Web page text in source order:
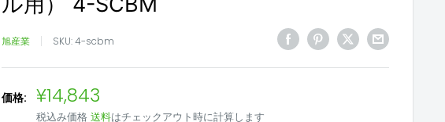
旭産業 SKU:4-scbm
価格: 販
売
¥14,843
税込み価格送料はチェックアウト時に計算します